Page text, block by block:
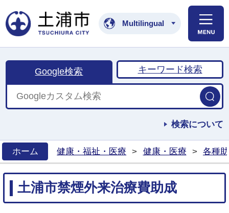
土浦市公式ホームペ
Multilingual
Google検索 キーワード検索
検索について
ホーム
健康・福祉・医療 > 健康・医療 > 各種
土浦市禁煙外来治療費助成